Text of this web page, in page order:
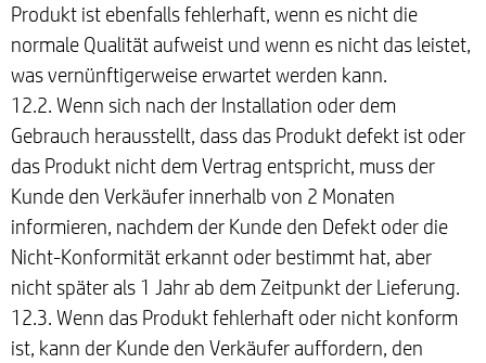
Produkt ist ebenfalls fehlerhaft, wenn es nicht die
normale Qualität aufweist und wenn es nicht das leistet,
was vernünftigerweise erwartet werden kann.
12.2. Wenn sich nach der Installation oder dem
Gebrauch herausstellt, dass das Produkt defekt ist oder
das Produkt nicht dem Vertrag entspricht, muss der
Kunde den Verkäufer innerhalb von 2 Monaten
informieren, nachdem der Kunde den Defekt oder die
Nicht-Konformität erkannt oder bestimmt hat, aber
nicht später als 1 Jahr ab dem Zeitpunkt der Lieferung.
12.3. Wenn das Produkt fehlerhaft oder nicht konform
ist, kann der Kunde den Verkäufer auffordern, den